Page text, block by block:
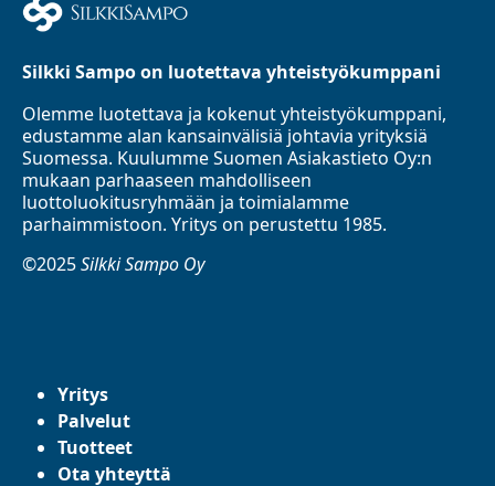
Silkki Sampo on luotettava yhteistyökumppani
Olemme luotettava ja kokenut yhteistyökumppani,
edustamme alan kansainvälisiä johtavia yrityksiä
Suomessa. Kuulumme Suomen Asiakastieto Oy:n
mukaan parhaaseen mahdolliseen
luottoluokitusryhmään ja toimialamme
parhaimmistoon. Yritys on perustettu 1985.
©2025Silkki Sampo Oy
Yritys
Palvelut
Tuotteet
Ota yhteyttä